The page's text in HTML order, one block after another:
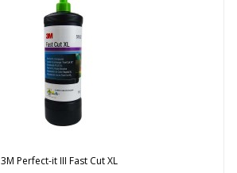
3M Perfect-it III Fast Cut XL